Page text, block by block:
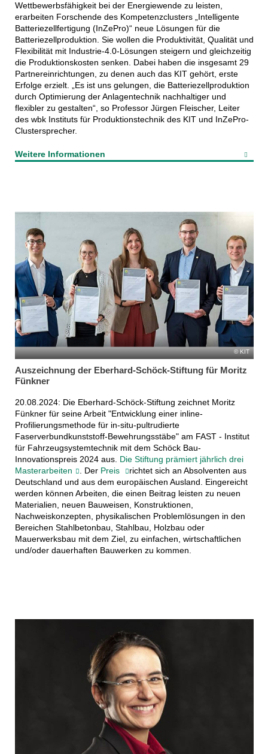
Wettbewerbsfähigkeit bei der Energiewende zu leisten,
erarbeiten Forschende des Kompetenzclusters „Intelligente
Batteriezellfertigung (InZePro)“ neue Lösungen für die
Batteriezellproduktion. Sie wollen die Produktivität, Qualität und
Flexibilität mit Industrie-4.0-Lösungen steigern und gleichzeitig
die Produktionskosten senken. Dabei haben die insgesamt 29
Partnereinrichtungen, zu denen auch das KIT gehört, erste
Erfolge erzielt. „Es ist uns gelungen, die Batteriezellproduktion
durch Optimierung der Anlagentechnik nachhaltiger und
flexibler zu gestalten“, so Professor Jürgen Fleischer, Leiter
des wbk Instituts für Produktionstechnik des KIT und InZePro-
Clustersprecher.
Weitere Informationen
KIT
Auszeichnung der Eberhard-Schöck-Stiftung für Moritz
Fünkner
20.08.2024: Die Eberhard-Schöck-Stiftung zeichnet Moritz
Fünkner für seine Arbeit "Entwicklung einer inline-
Profilierungsmethode für in-situ-pultrudierte
Faserverbundkunststoff-Bewehrungsstäbe" am FAST - Institut
für Fahrzeugsystemtechnik mit dem Schöck Bau-
Innovationspreis 2024 aus. Die Stiftung prämiert jährlich drei
Masterarbeiten
. Der Preis
richtet sich an Absolventen aus
Deutschland und aus dem europäischen Ausland. Eingereicht
werden können Arbeiten, die einen Beitrag leisten zu neuen
Materialien, neuen Bauweisen, Konstruktionen,
Nachweiskonzepten, physikalischen Problemlösungen in den
Bereichen Stahlbetonbau, Stahlbau, Holzbau oder
Mauerwerksbau mit dem Ziel, zu einfachen, wirtschaftlichen
und/oder dauerhaften Bauwerken zu kommen.